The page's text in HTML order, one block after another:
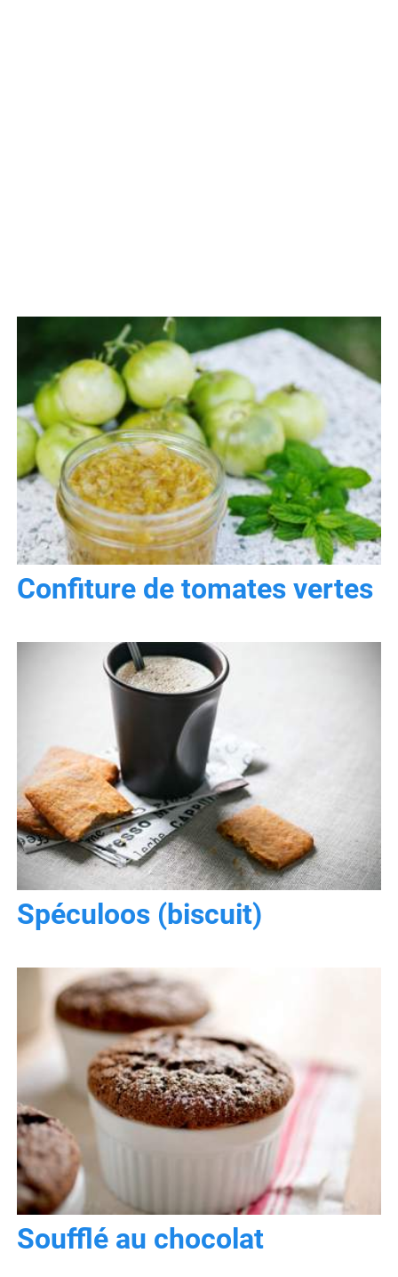
Confiture de tomates vertes
Spéculoos (biscuit)
Soufflé au chocolat